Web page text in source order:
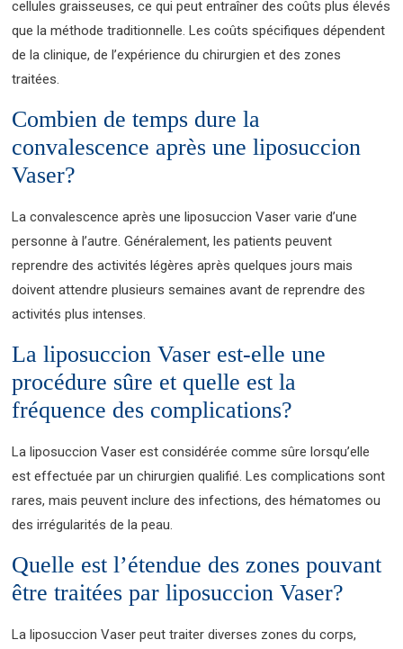
cellules graisseuses, ce qui peut entraîner des coûts plus élevés
que la méthode traditionnelle. Les coûts spécifiques dépendent
de la clinique, de l’expérience du chirurgien et des zones
traitées.
Combien de temps dure la
convalescence après une liposuccion
Vaser?
La convalescence après une liposuccion Vaser varie d’une
personne à l’autre. Généralement, les patients peuvent
reprendre des activités légères après quelques jours mais
doivent attendre plusieurs semaines avant de reprendre des
activités plus intenses.
La liposuccion Vaser est-elle une
procédure sûre et quelle est la
fréquence des complications?
La liposuccion Vaser est considérée comme sûre lorsqu’elle
est effectuée par un chirurgien qualifié. Les complications sont
rares, mais peuvent inclure des infections, des hématomes ou
des irrégularités de la peau.
Quelle est l’étendue des zones pouvant
être traitées par liposuccion Vaser?
La liposuccion Vaser peut traiter diverses zones du corps,